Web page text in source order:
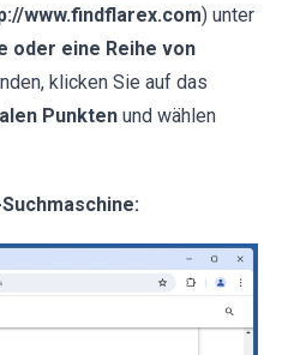
www.findflarex.com) unter
oder eine Reihe von
klicken Sie auf das
Punkten und wählen